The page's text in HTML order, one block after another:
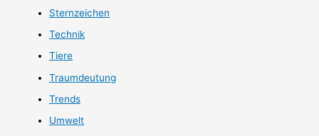
Sternzeichen
Technik
Tiere
Traumdeutung
Trends
Umwelt